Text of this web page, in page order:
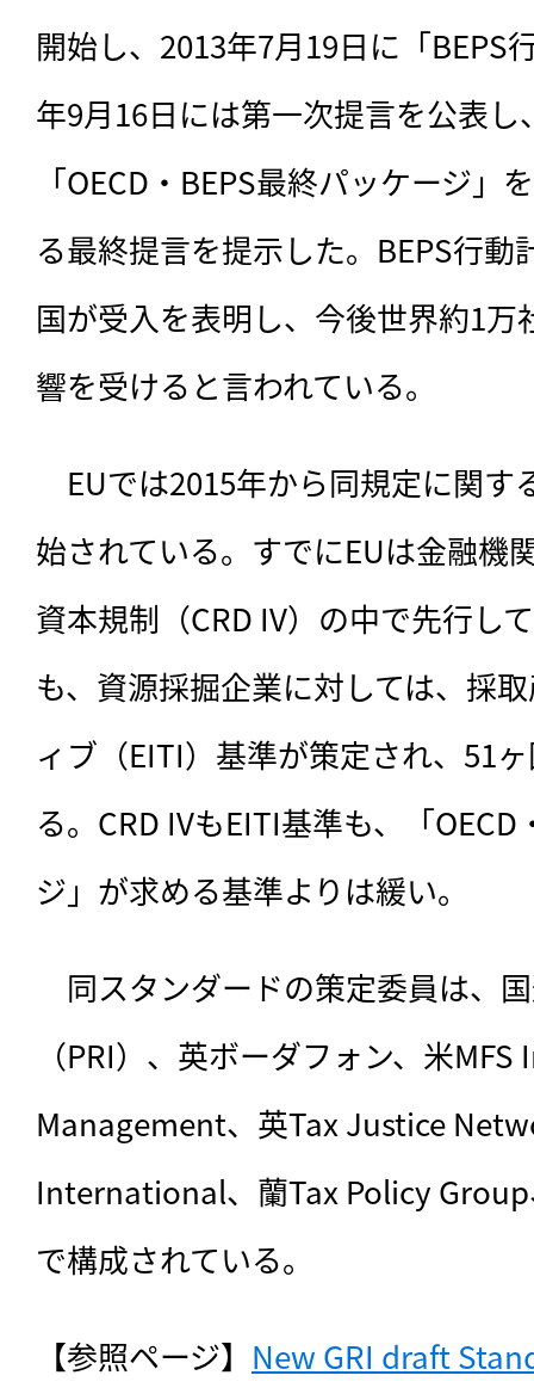
開始し、2013年7月19日に「BEPS
年9月16日には第一次提言を公表し
「OECD・BEPS最終パッケージ」
る最終提言を提示した。BEPS行
国が受入を表明し、今後世界約1万
響を受けると言われている。
EUでは2015年から同規定に関す
始されている。すでにEUは金融機
資本規制（CRD IV）の中で先行し
も、資源採掘企業に対しては、採
ィブ（EITI）基準が策定され、51
る。CRD IVもEITI基準も、「
ジ」が求める基準よりは緩い。
同スタンダードの策定委員は、
（PRI）、英ボーダフォン、米
Management、英Tax Justice
International、蘭Tax Policy
で構成されている。
【参照ページ】 New GRI draft